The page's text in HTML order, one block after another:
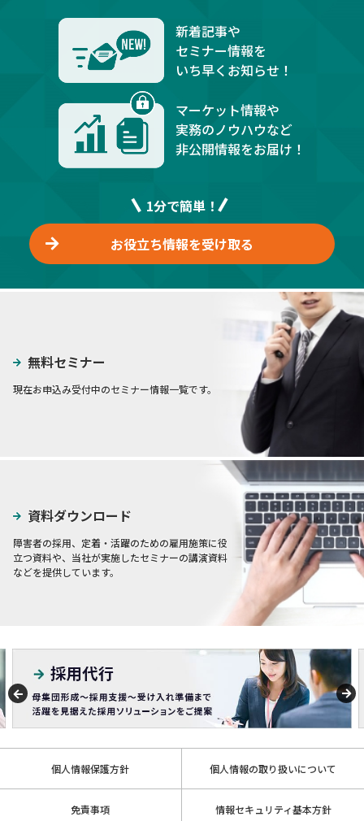
新着記事や
セミナー情報を
いち早くお知らせ！
マーケット情報や
実務のノウハウなど
非公開情報をお届け！
1分で簡単！
お役立ち情報を受け取る
無料セミナー
現在お申込み受付中のセミナー情報一覧です。
資料ダウンロード
障害者の採用、定着・活躍のための雇用施策に役
立つ資料や、当社が実施したセミナーの講演資料
などを提供しています。
個人情報保護方針 個人情報の取り扱いについて
免責事項 情報セキュリティ基本方針